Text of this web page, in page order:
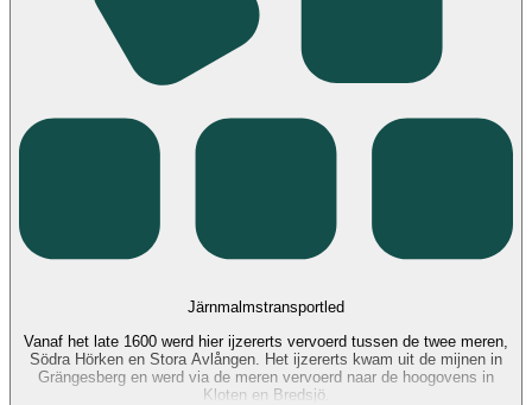
Järnmalmstransportled
Vanaf het late 1600 werd hier ijzererts vervoerd tussen de twee meren,
Södra Hörken en Stora Avlången. Het ijzererts kwam uit de mijnen in
Grängesberg en werd via de meren vervoerd naar de hoogovens in
Kloten en Bredsjö.